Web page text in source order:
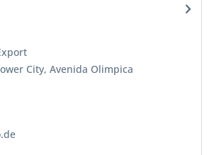
City, Avenida Olimpica